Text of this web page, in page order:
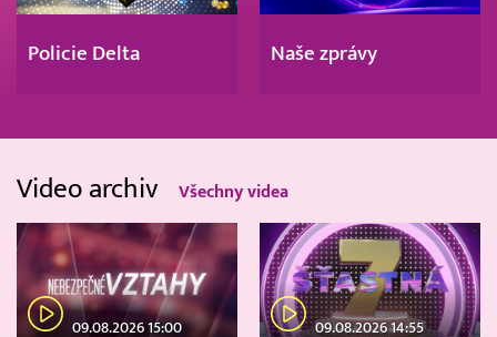
Policie Delta Naše zprávy
Video archiv Všechny videa
09.08.2026 15:00 09.08.2026 14:55